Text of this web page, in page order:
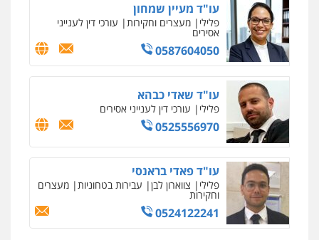
עו"ד מעיין שמחון
פלילי מעצרים וחקירות עורכי דין לענייני
אסירים
0587604050
עו"ד שאדי כבהא
פלילי עורכי דין לענייני אסירים
0525556970
עו"ד פאדי בראנסי
פלילי צווארון לבן עבירות בטחוניות מעצרים
וחקירות
0524122241
ניר קידר – צלם